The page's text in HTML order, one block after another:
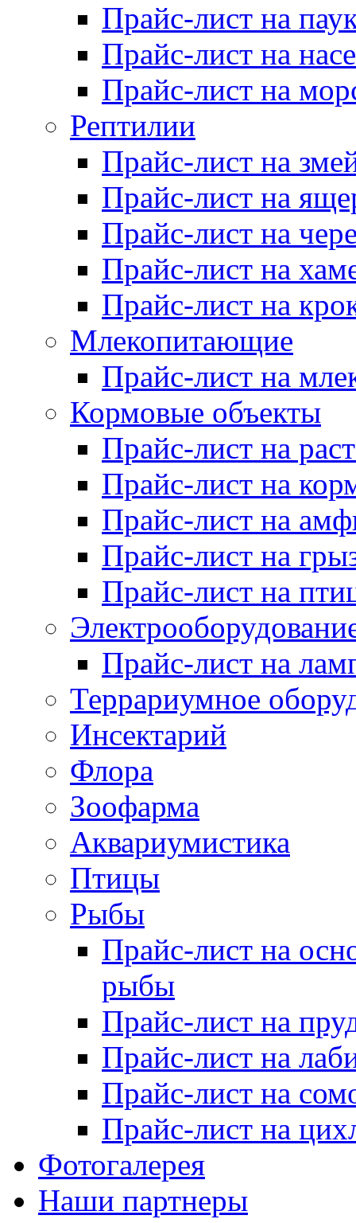
Прайс-лист на
Прайс-лист на
Прайс-лист на
Рептилии
Прайс-лист на
Прайс-лист на
Прайс-лист на
Прайс-лист на
Прайс-лист на
Млекопитающие
Прайс-лист на
Кормовые объекты
Прайс-лист на
Прайс-лист на
Прайс-лист на
Прайс-лист на
Прайс-лист на
Прайс-лист на
Террариумное
Инсектарий
Флора
Зоофарма
Аквариумистика
Птицы
Рыбы
Прайс-лист на
рыбы
Прайс-лист на
Прайс-лист на
Прайс-лист на
Прайс-лист на
Фотогалерея
Наши партнеры